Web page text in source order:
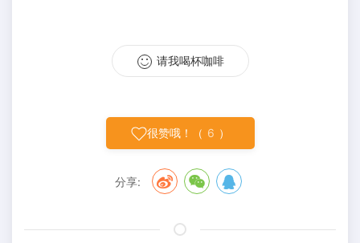
请我喝杯咖啡
很赞哦！（ 6 ）
分享: